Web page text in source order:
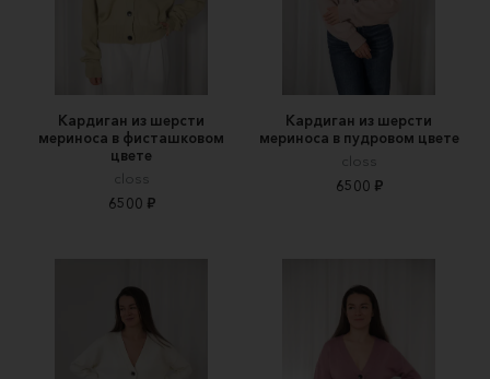
Кардиган из шерсти
мериноса в фисташковом
цвете
closs
6500 ₽
Кардиган из шерсти
мериноса в пудровом цвете
closs
6500 ₽